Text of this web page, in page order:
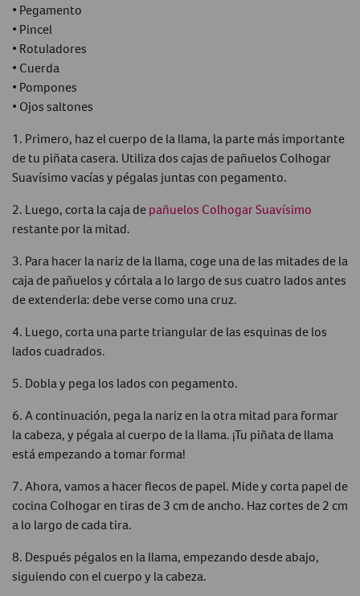
• Pegamento
• Pincel
• Rotuladores
• Cuerda
• Pompones
• Ojos saltones
1. Primero, haz el cuerpo de la llama, la parte más importante
de tu piñata casera. Utiliza dos cajas de pañuelos Colhogar
Suavísimo vacías y pégalas juntas con pegamento.
2. Luego, corta la caja de pañuelos Colhogar Suavísimo
restante por la mitad.
3. Para hacer la nariz de la llama, coge una de las mitades de la
caja de pañuelos y córtala a lo largo de sus cuatro lados antes
de extenderla: debe verse como una cruz.
4. Luego, corta una parte triangular de las esquinas de los
lados cuadrados.
5. Dobla y pega los lados con pegamento.
6. A continuación, pega la nariz en la otra mitad para formar
la cabeza, y pégala al cuerpo de la llama. ¡Tu piñata de llama
está empezando a tomar forma!
7. Ahora, vamos a hacer flecos de papel. Mide y corta papel de
cocina Colhogar en tiras de 3 cm de ancho. Haz cortes de 2 cm
a lo largo de cada tira.
8. Después pégalos en la llama, empezando desde abajo,
siguiendo con el cuerpo y la cabeza.